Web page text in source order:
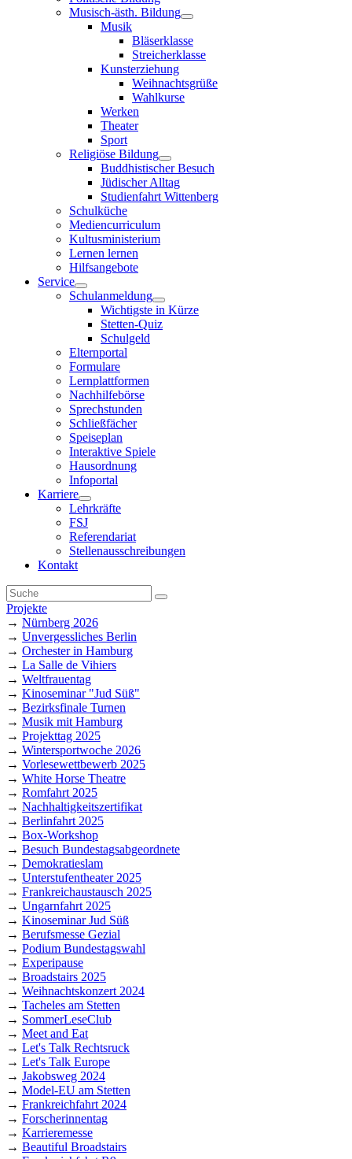
Musisch-ästh. Bildung
Musik
Bläserklasse
Streicherklasse
Kunsterziehung
Weihnachtsgrüße
Wahlkurse
Werken
Theater
Sport
Religiöse Bildung
Buddhistischer Besuch
Jüdischer Alltag
Studienfahrt Wittenberg
Schulküche
Mediencurriculum
Kultusministerium
Lernen lernen
Hilfsangebote
Service
Schulanmeldung
Wichtigste in Kürze
Stetten-Quiz
Schulgeld
Elternportal
Formulare
Lernplattformen
Nachhilfebörse
Sprechstunden
Schließfächer
Speiseplan
Interaktive Spiele
Hausordnung
Infoportal
Karriere
Lehrkräfte
FSJ
Referendariat
Stellenausschreibungen
Kontakt
Projekte
→ Nürnberg 2026
→ Unvergessliches Berlin
→ Orchester in Hamburg
→ La Salle de Vihiers
→ Weltfrauentag
→ Kinoseminar "Jud Süß"
→ Bezirksfinale Turnen
→ Musik mit Hamburg
→ Projekttag 2025
→ Wintersportwoche 2026
→ Vorlesewettbewerb 2025
→ White Horse Theatre
→ Romfahrt 2025
→ Nachhaltigkeitszertifikat
→ Berlinfahrt 2025
→ Box-Workshop
→ Besuch Bundestagsabgeordnete
→ Demokratieslam
→ Unterstufentheater 2025
→ Frankreichaustausch 2025
→ Ungarnfahrt 2025
→ Kinoseminar Jud Süß
→ Berufsmesse Gezial
→ Podium Bundestagswahl
→ Experipause
→ Broadstairs 2025
→ Weihnachtskonzert 2024
→ Tacheles am Stetten
→ SommerLeseClub
→ Meet and Eat
→ Let's Talk Rechtsruck
→ Let's Talk Europe
→ Jakobsweg 2024
→ Model-EU am Stetten
→ Frankreichfahrt 2024
→ Forscherinnentag
→ Karrieremesse
→ Beautiful Broadstairs